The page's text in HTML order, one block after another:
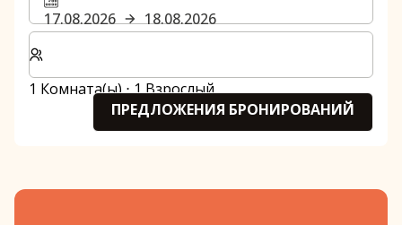
17.08.2026
18.08.2026
Выберите количество комнат и гостей для вашего
1 Комната(ы) ⋅ 1 Взрослый
ПРЕДЛОЖЕНИЯ БРОНИРОВАНИЙ